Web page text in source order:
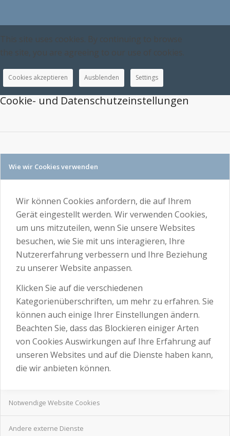
This site uses cookies. By continuing to browse
the site, you are agreeing to our use of cookies.
Cookies akzeptieren Ausblenden Settings
Cookie- und Datenschutzeinstellungen
Wie wir Cookies verwenden
Wir können Cookies anfordern, die auf Ihrem
Gerät eingestellt werden. Wir verwenden Cookies,
um uns mitzuteilen, wenn Sie unsere Websites
besuchen, wie Sie mit uns interagieren, Ihre
Nutzererfahrung verbessern und Ihre Beziehung
zu unserer Website anpassen.
Klicken Sie auf die verschiedenen
Kategorienüberschriften, um mehr zu erfahren. Sie
können auch einige Ihrer Einstellungen ändern.
Beachten Sie, dass das Blockieren einiger Arten
von Cookies Auswirkungen auf Ihre Erfahrung auf
unseren Websites und auf die Dienste haben kann,
die wir anbieten können.
Notwendige Website Cookies
Andere externe Dienste